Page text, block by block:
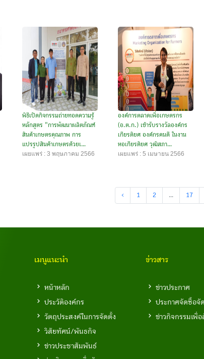
พิธีเปิดกิจกรรมถ่ายทอดความรู้
หลักสูตร "การพัฒนาผลิตภัณฑ์
สินค้าเกษตรคุณภาพ การ
แปรรูปสินค้าเกษตรด้วยเ...
เผยแพร่ : 3 พฤษภาคม 2566
องค์การตลาดเพื่อเกษตรกร
(อ.ต.ก.) เข้ารับรางวัลองค์กร
เกียรติยศ องค์กรคนดี ในงาน
หอเกียรติยศ วุฒิสภา...
เผยแพร่ : 5 เมษายน 2566
‹ 1 2 ... 17
เมนูแนะนำ
หน้าหลัก
ประวัติองค์กร
วัตถุประสงค์ในการจัดตั้ง
วิสัยทัศน์/พันธกิจ
ข่าวประชาสัมพันธ์
ข่าวสาร
ข่าวประกาศ
ประกาศจัดซื้อจั
ข่าวกิจกรรมเพื่